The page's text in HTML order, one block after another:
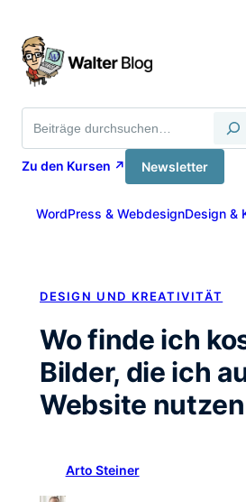
Inhalt
springen
Zu den Kursen ↗ Newsletter
WordPress & WebdesignDesign &
DESIGN UND KREATIVITÄT
Wo finde ich
Bilder, die ich
Website
Arto Steiner